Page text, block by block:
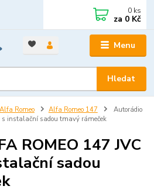
Menu
Hledat
0 ks
za 0 Kč
Alfa Romeo Alfa Romeo 147
Autorádio
s instalační sadou tmavý rámeček
ROMEO 147 JVC
sadou